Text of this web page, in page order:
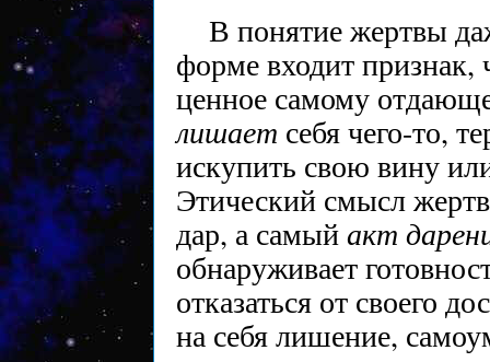
В понятие жертвы
форме входит признак,
ценное самому
лишает себя чего-то,
искупить свою вину
Этический смысл
дар, а самыйакт
обнаруживает
отказаться от своего
на себя лишение,